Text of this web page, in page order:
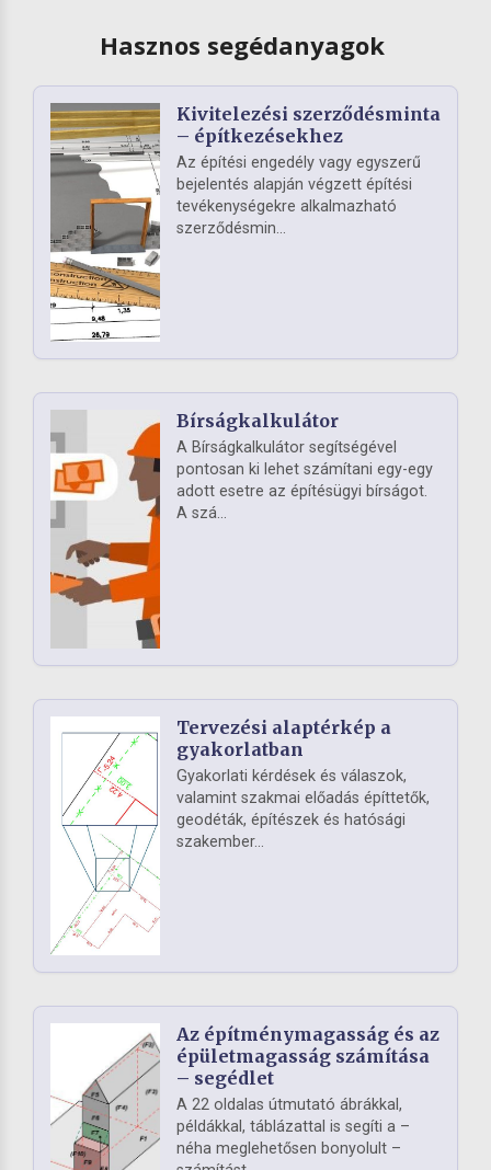
Hasznos segédanyagok
Kivitelezési szerződésminta
– építkezésekhez
Az építési engedély vagy egyszerű
bejelentés alapján végzett építési
tevékenységekre alkalmazható
szerződésmin...
Bírságkalkulátor
A Bírságkalkulátor segítségével
pontosan ki lehet számítani egy-egy
adott esetre az építésügyi bírságot.
A szá...
Tervezési alaptérkép a
gyakorlatban
Gyakorlati kérdések és válaszok,
valamint szakmai előadás építtetők,
geodéták, építészek és hatósági
szakember...
Az építménymagasság és az
épületmagasság számítása
– segédlet
A 22 oldalas útmutató ábrákkal,
példákkal, táblázattal is segíti a –
néha meglehetősen bonyolult –